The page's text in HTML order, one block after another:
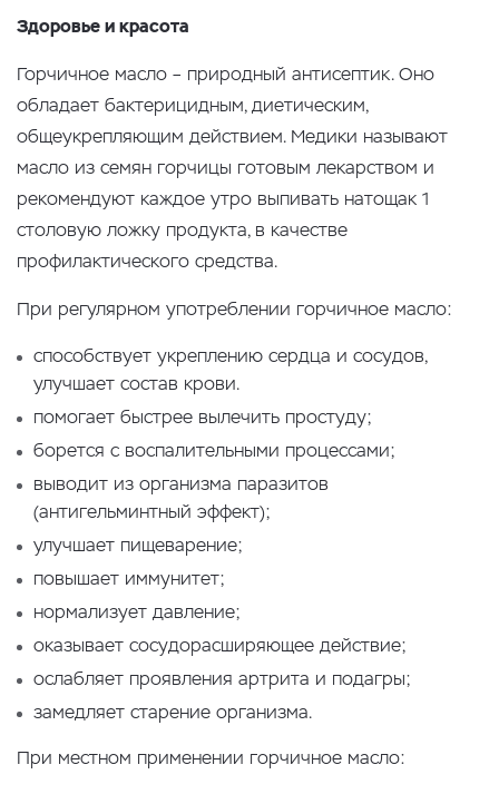
Здоровье и красота
Горчичное масло – природный антисептик. Оно
обладает бактерицидным, диетическим,
общеукрепляющим действием. Медики называют
масло из семян горчицы готовым лекарством и
рекомендуют каждое утро выпивать натощак 1
столовую ложку продукта, в качестве
профилактического средства.
При регулярном употреблении горчичное масло:
способствует укреплению сердца и сосудов,
улучшает состав крови.
помогает быстрее вылечить простуду;
борется с воспалительными процессами;
выводит из организма паразитов
(антигельминтный эффект);
улучшает пищеварение;
повышает иммунитет;
нормализует давление;
оказывает сосудорасширяющее действие;
ослабляет проявления артрита и подагры;
замедляет старение организма.
При местном применении горчичное масло: